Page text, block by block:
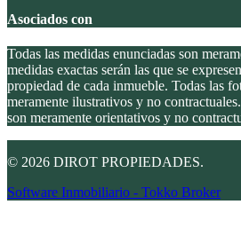
Asociados con
Todas las medidas enunciadas son
medidas exactas serán las que se
propiedad de cada inmueble. Todas las
meramente ilustrativos y no
son meramente orientativos y no
© 2026 DIROT PROPIEDADES.
Software Inmobiliario - Tokko Broker